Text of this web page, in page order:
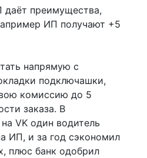
преимущества,
ИП получают +5
напрямую с
подключашки,
комиссию до 5
заказа. В
VK один водитель
ИП, и за год сэкономил
плюс банк одобрил